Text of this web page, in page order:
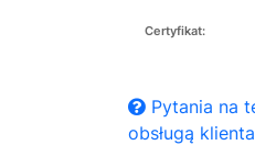
Certyfikat:
Pytania na
obsługą